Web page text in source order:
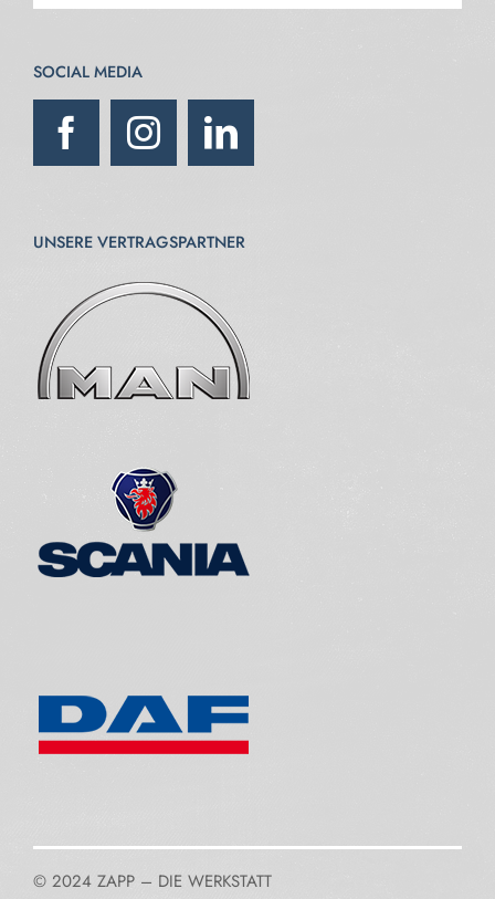
SOCIAL MEDIA
UNSERE VERTRAGSPARTNER
© 2024 ZAPP – DIE WERKSTATT